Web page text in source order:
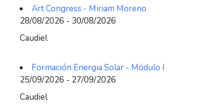
Art Congress - Miriam Moreno
28/08/2026 - 30/08/2026
Caudiel
Formación Energia Solar - Módulo I
25/09/2026 - 27/09/2026
Caudiel